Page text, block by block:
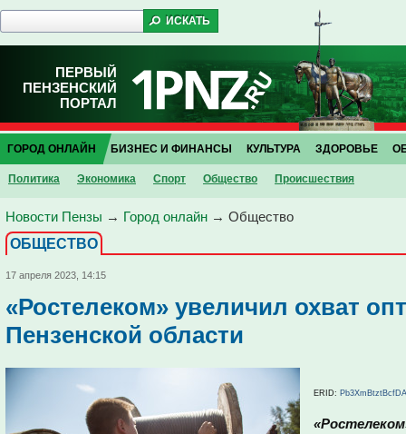
ПЕРВЫЙ
ПЕНЗЕНСКИЙ
ПОРТАЛ
ГОРОД ОНЛАЙН
Политика Экономика Спорт Общество Проиcшествия
БИЗНЕС И ФИНАНСЫ КУЛЬТУРА ЗДОРОВЬЕ
Новости Пензы → Город онлайн → Общество
ОБЩЕСТВО
17 апреля 2023, 14:15
«Ростелеком» увеличил охват
Пензенской области
ERID: